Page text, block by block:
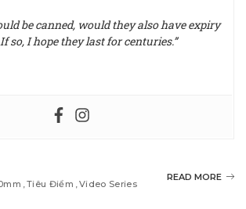
be canned, would they also have expiry
so, I hope they last for centuries.”
Tiêu Điểm Video Series
READ MORE